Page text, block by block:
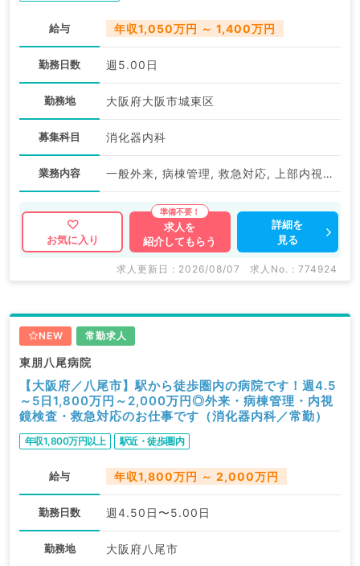
給与 年収1,050万円 ～ 1,400万円
勤務日数 週5.00日
勤務地 大阪府大阪市城東区
募集科目 消化器内科
業務内容 一般外来, 病棟管理, 救急対応, 上部内視鏡検査（ＧＦ）, 下部内視鏡検査（ＣＦ）
お気に入り
求人を
紹介してもらう
詳細を
見る
求人更新日 : 2026/08/07 求人No. : 774924
NEW 常勤求人
東朋八尾病院
【大阪府／八尾市】駅から徒歩圏内の病院です！週4.5
～5日1,800万円～2,000万円◎外来・病棟管理・内視
鏡検査・救急対応のお仕事です（消化器内科／常勤）
年収1,800万円以上 駅近・徒歩圏内
給与 年収1,800万円 ～ 2,000万円
勤務日数 週4.50日〜5.00日
勤務地 大阪府八尾市